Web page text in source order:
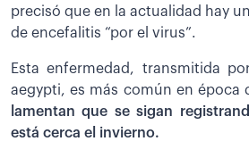
precisó que en la actualidad hay
de encefalitis “por el virus”.
Esta enfermedad, transmitida
aegypti, es más común en época
lamentan que se sigan
está cerca el invierno.